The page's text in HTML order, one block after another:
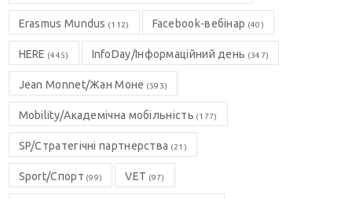
Erasmus Mundus (112) Facebook-вебінар (40)
HERE (445) InfoDay/Інформаційний день (347)
Jean Monnet/Жан Моне (593)
Mobility/Академічна мобільність (177)
SP/Стратегічні партнерства (21)
Sport/Спорт (99) VET (97)